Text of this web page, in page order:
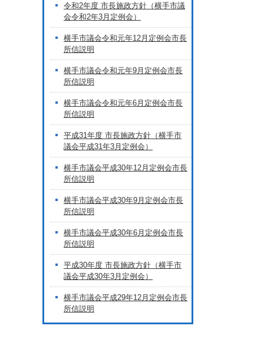
令和2年度 市長施政方針（横手市議
会令和2年3月定例会）
横手市議会令和元年12月定例会市長
所信説明
横手市議会令和元年9月定例会市長
所信説明
横手市議会令和元年6月定例会市長
所信説明
平成31年度 市長施政方針（横手市
議会平成31年3月定例会）
横手市議会平成30年12月定例会市長
所信説明
横手市議会平成30年9月定例会市長
所信説明
横手市議会平成30年6月定例会市長
所信説明
平成30年度 市長施政方針（横手市
議会平成30年3月定例会）
横手市議会平成29年12月定例会市長
所信説明